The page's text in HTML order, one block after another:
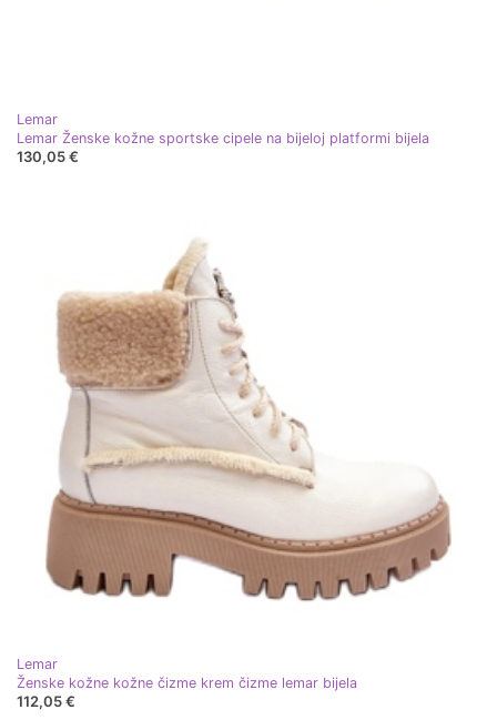
Lemar
Lemar Ženske kožne sportske cipele na bijeloj platformi bijela
130,05 €
Lemar
Ženske kožne kožne čizme krem čizme lemar bijela
112,05 €